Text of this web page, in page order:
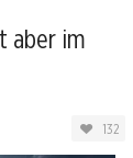
aber im
132